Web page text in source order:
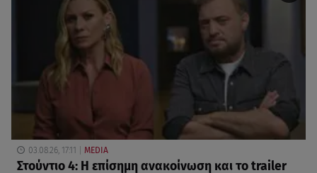
03.08.26, 17:11 MEDIA
Στούντιο 4: Η επίσημη ανακοίνωση και το trailer